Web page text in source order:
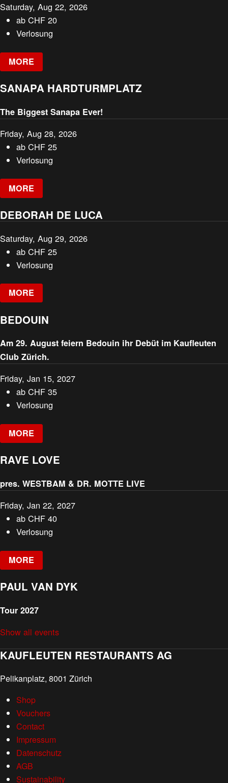
Saturday, Aug 22, 2026
abCHF 20
Verlosung
MORE
SANAPA HARDTURMPLATZ
The Biggest Sanapa Ever!
Friday, Aug 28, 2026
abCHF 25
Verlosung
MORE
DEBORAH DE LUCA
Saturday, Aug 29, 2026
abCHF 25
Verlosung
MORE
BEDOUIN
Am 29. August feiern Bedouin ihr Debüt im Kaufleuten
Club Zürich.
Friday, Jan 15, 2027
abCHF 35
Verlosung
MORE
RAVE LOVE
pres. WESTBAM & DR. MOTTE LIVE
Friday, Jan 22, 2027
abCHF 40
Verlosung
MORE
PAUL VAN DYK
Tour 2027
Show all events
KAUFLEUTEN RESTAURANTS AG
Pelikanplatz, 8001 Zürich
Shop
Vouchers
Contact
Impressum
Datenschutz
AGB
Sustainability